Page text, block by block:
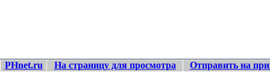
PHnet.ru На страницу для просмотра Отправить на